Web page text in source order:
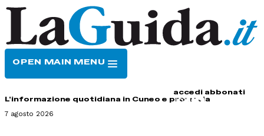
OPEN MAIN MENU
accedi abbonati
L'informazione quotidiana in Cuneo e provincia
7 agosto 2026